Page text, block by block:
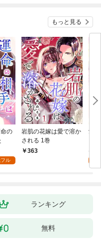
もっと見る
の
ル
岩肌の花嫁は愛で溶か
される 1巻
363
愛
ランキング
無料